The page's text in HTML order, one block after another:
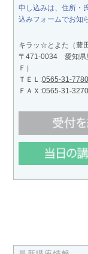
申し込みは、住所・
込みフォームでお知
キラッ☆とよた（豊
〒471-0034 愛知県
Ｆ）
ＴＥＬ:0565-31-7780
ＦＡＸ:0565-31-3270